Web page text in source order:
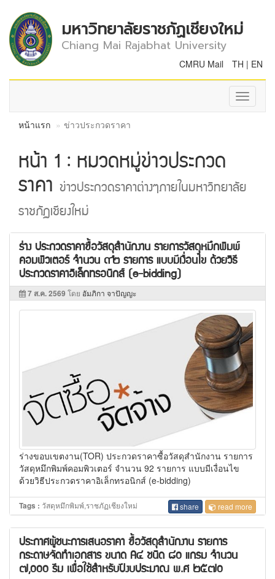
มหาวิทยาลัยราชภัฏเชียงใหม่
Chiang Mai Rajabhat University
CMRU Mail TH | EN
Toggle
หน้าแรก
ข่าวประกวดราคา
หน้า 1 : หมวดหมู่ข่าวประกวด
ราคา ข่าวประกวดราคาต่างๆภายในมหาวิทยาลัย
ราชภัฏเชียงใหม่
ร่าง ประกวดราคาซื้อวัสดุสำนักงาน รายการวัสดุหมึกพิมพ์
คอมพิวเตอร์ จำนวน ๙๒ รายการ แบบมีเงื่อนไข ด้วยวิธี
ประกวดราคาอิเล็กทรอนิกส์ (e-bidding)
7 ส.ค. 2569 โดย อัมภิกา จาปัญญะ
ร่างขอบเขตงาน(TOR) ประกวดราคาซื้อวัสดุสำนักงาน รายการ
วัสดุหมึกพิมพ์คอมพิวเตอร์ จำนวน 92 รายการ แบบมีเงื่อนไข
ด้วยวิธีประกวดราคาอิเล็กทรอนิกส์ (e-bidding)
Tags : วัสดุหมึกพิมพ์,ราชภัฏเชียงใหม่ share read more
ประกาศผู้ชนะการเสนอราคา ซื้อวัสดุสำนักงาน รายการ
กระดาษจัดทำเอกสาร ขนาด A๔ ชนิด ๘๐ แกรม จำนวน
๗,๐๐๐ รีม เพื่อใช้สำหรับปีงบประมาณ พ.ศ ๒๕๗๐